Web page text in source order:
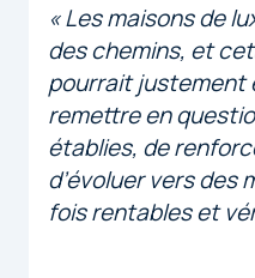
« Les maisons de
des chemins, et
pourrait justement
remettre en
établies, de
d’évoluer vers des
fois rentables et